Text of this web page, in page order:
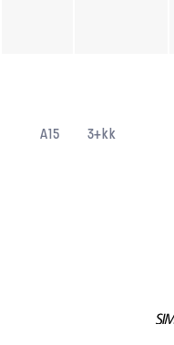
A15 3+kk